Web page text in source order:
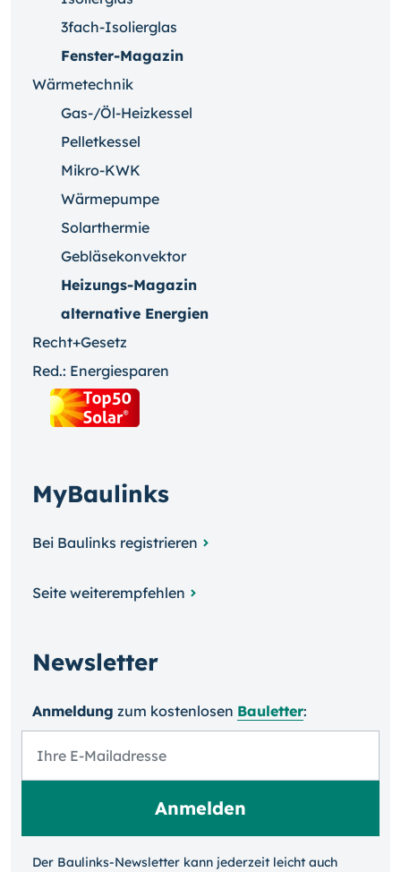
3fach-Isolierglas
Fenster-Magazin
Wärmetechnik
Gas-/Öl-Heizkessel
Pelletkessel
Mikro-KWK
Wärmepumpe
Solarthermie
Gebläsekonvektor
Heizungs-Magazin
alternative Energien
Recht+Gesetz
Red.: Energiesparen
MyBaulinks
Bei Baulinks registrieren
Seite weiterempfehlen
Newsletter
Anmeldung zum kosten­losen Bauletter:
Der Baulinks-Newsletter kann jeder­zeit leicht auch